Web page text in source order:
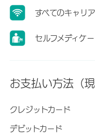
すべてのキャリ
セルフメディケ
お支払い方法（現
クレジットカード
デビットカード